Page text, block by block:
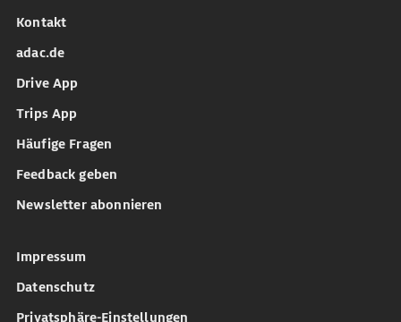
Kontakt
adac.de
Drive App
Trips App
Häufige Fragen
Feedback geben
Newsletter abonnieren
Impressum
Datenschutz
Privatsphäre-Einstellungen